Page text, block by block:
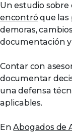
Un estudio
encontróque las
demoras,
documentación
Contar con
documentar
una defensa
aplicables.
EnAbogados de